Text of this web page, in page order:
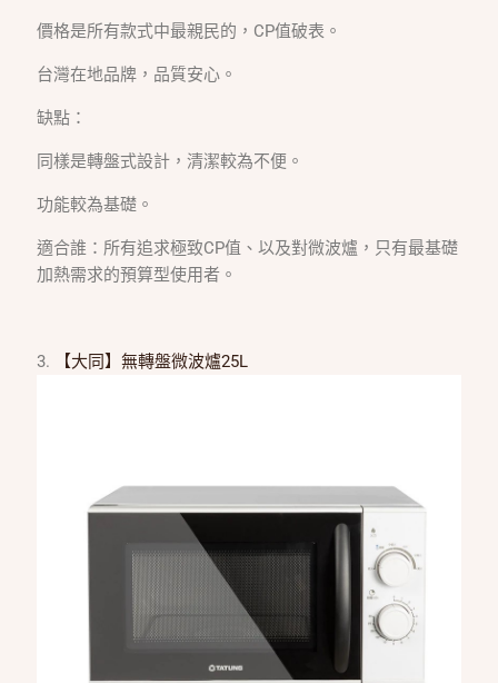
價格是所有款式中最親民的，CP值破表。
台灣在地品牌，品質安心。
缺點：
同樣是轉盤式設計，清潔較為不便。
功能較為基礎。
適合誰：所有追求極致CP值、以及對微波爐，只有最基礎
加熱需求的預算型使用者。
3. 【大同】無轉盤微波爐25L